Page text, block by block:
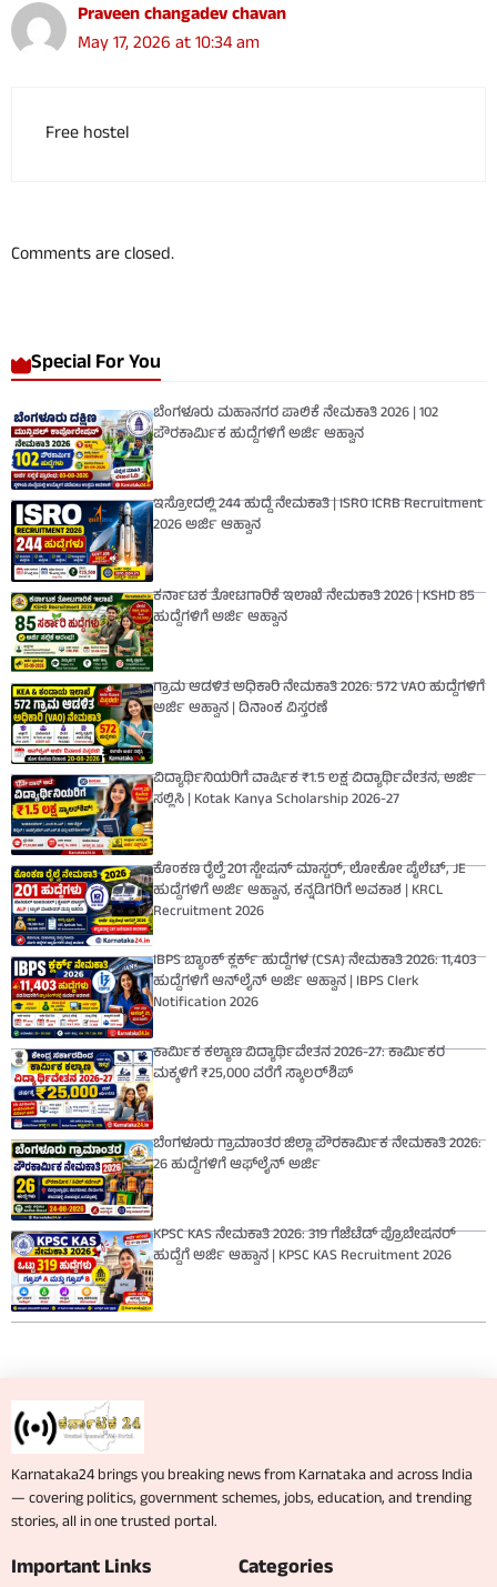
Praveen changadev chavan
May 17, 2026 at 10:34 am
Free hostel
Comments are closed.
Special For You
ಬೆಂಗಳೂರು ಮಹಾನಗರ ಪಾಲಿಕೆ ನೇಮಕಾತಿ 2026 | 102
ಪೌರಕಾರ್ಮಿಕ ಹುದ್ದೆಗಳಿಗೆ ಅರ್ಜಿ ಆಹ್ವಾನ
ಇಸ್ರೋದಲ್ಲಿ 244 ಹುದ್ದೆ ನೇಮಕಾತಿ | ISRO ICRB Recruitment
2026 ಅರ್ಜಿ ಆಹ್ವಾನ
ಕರ್ನಾಟಕ ತೋಟಗಾರಿಕೆ ಇಲಾಖೆ ನೇಮಕಾತಿ 2026 | KSHD 85
ಹುದ್ದೆಗಳಿಗೆ ಅರ್ಜಿ ಆಹ್ವಾನ
ಗ್ರಾಮ ಆಡಳಿತ ಅಧಿಕಾರಿ ನೇಮಕಾತಿ 2026: 572 VAO ಹುದ್ದೆಗಳಿಗೆ
ಅರ್ಜಿ ಆಹ್ವಾನ | ದಿನಾಂಕ ವಿಸ್ತರಣೆ
ವಿದ್ಯಾರ್ಥಿನಿಯರಿಗೆ ವಾರ್ಷಿಕ ₹1.5 ಲಕ್ಷ ವಿದ್ಯಾರ್ಥಿವೇತನ, ಅರ್ಜಿ
ಸಲ್ಲಿಸಿ | Kotak Kanya Scholarship 2026-27
ಕೊಂಕಣ ರೈಲ್ವೆ 201 ಸ್ಟೇಷನ್ ಮಾಸ್ಟರ್, ಲೋಕೋ ಪೈಲೆಟ್, JE
ಹುದ್ದೆಗಳಿಗೆ ಅರ್ಜಿ ಆಹ್ವಾನ, ಕನ್ನಡಿಗರಿಗೆ ಅವಕಾಶ | KRCL
Recruitment 2026
IBPS ಬ್ಯಾಂಕ್ ಕ್ಲರ್ಕ್ ಹುದ್ದೆಗಳ (CSA) ನೇಮಕಾತಿ 2026: 11,403
ಹುದ್ದೆಗಳಿಗೆ ಆನ್‌ಲೈನ್ ಅರ್ಜಿ ಆಹ್ವಾನ | IBPS Clerk
Notification 2026
ಕಾರ್ಮಿಕ ಕಲ್ಯಾಣ ವಿದ್ಯಾರ್ಥಿವೇತನ 2026-27: ಕಾರ್ಮಿಕರ
ಮಕ್ಕಳಿಗೆ ₹25,000 ವರೆಗೆ ಸ್ಕಾಲರ್‌ಶಿಪ್
ಬೆಂಗಳೂರು ಗ್ರಾಮಾಂತರ ಜಿಲ್ಲಾ ಪೌರಕಾರ್ಮಿಕ ನೇಮಕಾತಿ 2026:
26 ಹುದ್ದೆಗಳಿಗೆ ಆಫ್‌ಲೈನ್ ಅರ್ಜಿ
KPSC KAS ನೇಮಕಾತಿ 2026: 319 ಗೆಜೆಟೆಡ್ ಪ್ರೊಬೇಷನರ್
ಹುದ್ದೆಗೆ ಅರ್ಜಿ ಆಹ್ವಾನ | KPSC KAS Recruitment 2026
Karnataka24 brings you breaking news from Karnataka and across India
— covering politics, government schemes, jobs, education, and trending
stories, all in one trusted portal.
Important Links Categories